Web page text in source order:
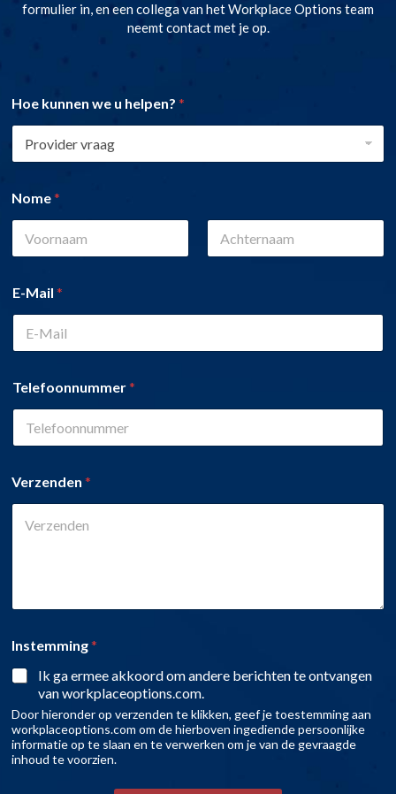
formulier in, en een collega van het Workplace Options team
neemt contact met je op.
Hoe kunnen we u helpen? *
Nome*
E-Mail *
Telefoonnummer*
Verzenden *
Instemming*
Ik ga ermee akkoord om andere berichten te ontvangen
van workplaceoptions.com.
Door hieronder op verzenden te klikken, geef je toestemming aan
workplaceoptions.com om de hierboven ingediende persoonlijke
informatie op te slaan en te verwerken om je van de gevraagde
inhoud te voorzien.